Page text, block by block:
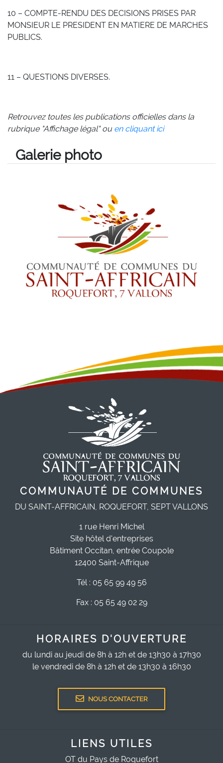
10 – COMPTE-RENDU DES DECISIONS PRISES PAR
MONSIEUR LE PRESIDENT EN MATIERE DE MARCHES
PUBLICS.
11 – QUESTIONS DIVERSES.
Retrouvez toutes les publications officielles dans la
rubrique "Affichage légal" ou en cliquant ici
Galerie photo
COMMUNAUTÉ DE COMMUNES
DU SAINT-AFFRICAIN, ROQUEFORT, SEPT VALLONS
1 rue Henri Michel
Site hôtel d'entreprises
Bâtiment Occitan, entrée Coupole
12400 Saint-Affrique
Tél : 05 65 99 49 56
Fax : 05 65 49 02 29
HORAIRES D'OUVERTURE
du lundi au jeudi de 8h à 12h et de 13h30 à 17h30
le vendredi de 8h à 12h et de 13h30 à 16h30
NOUS CONTACTER
LIENS UTILES
OT du Pays de Roquefort